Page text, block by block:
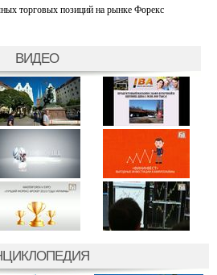
торговых позиций на рынке Форекс
ВИДЕО